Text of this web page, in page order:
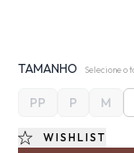
TAMANHO Selecione o
PP P M
WISHLIST